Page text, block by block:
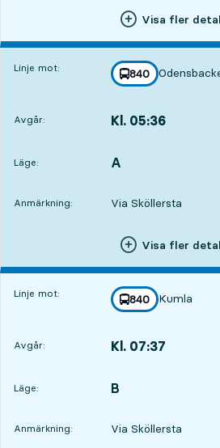
Visa fler
Linje mot: linje
840
mot
,
Avgår: Kl. 05:36
Läge:
LÄGE, A
,
Anmärkning: Via Sköllersta
Visa fler
Linje mot: linje
840
mot
Kumla
,
Avgår: Kl. 07:37
Läge:
LÄGE, B
,
Anmärkning: Via Sköllersta